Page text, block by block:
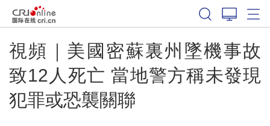
視頻｜美國密蘇裏州墜機事故
致12人死亡 當地警方稱未發現
犯罪或恐襲關聯